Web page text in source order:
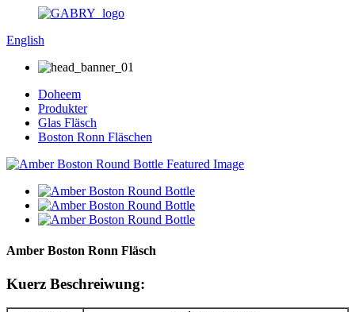
English
Doheem
Produkter
Glas Fläsch
Boston Ronn Fläschen
Amber Boston Ronn Fläsch
Kuerz Beschreiwung: